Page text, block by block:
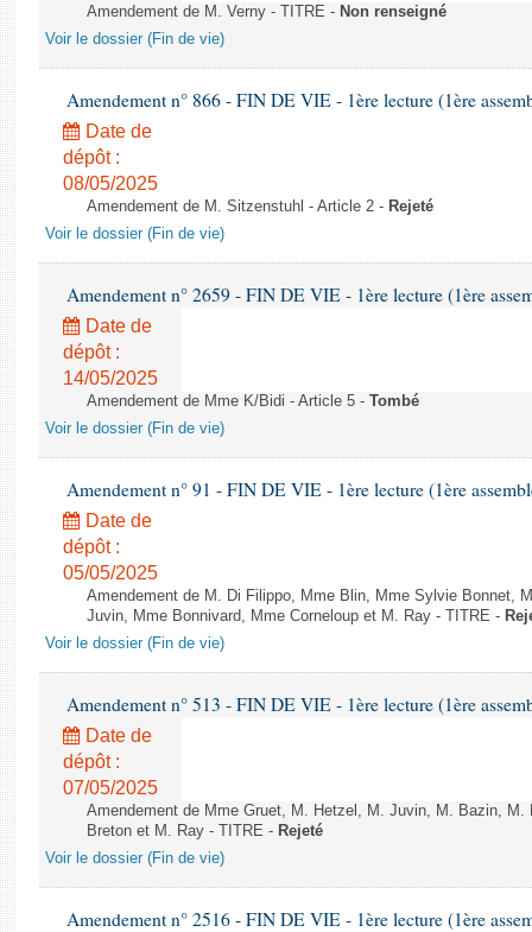
Amendement de M. Verny - TITRE - Non renseigné
Voir le dossier (Fin de vie)
Amendement n° 866 - FIN DE VIE - 1ère lecture (1ère
Date de
dépôt :
08/05/2025
Amendement de M. Sitzenstuhl - Article 2 - Rejeté
Voir le dossier (Fin de vie)
Amendement n° 2659 - FIN DE VIE - 1ère lecture (1ère
Date de
dépôt :
14/05/2025
Amendement de Mme K/Bidi - Article 5 - Tombé
Voir le dossier (Fin de vie)
Amendement n° 91 - FIN DE VIE - 1ère lecture (1ère
Date de
dépôt :
05/05/2025
Amendement de M. Di Filippo, Mme Blin, Mme Sylvie Bonnet,
Juvin, Mme Bonnivard, Mme Corneloup et M. Ray - TITRE -
Voir le dossier (Fin de vie)
Amendement n° 513 - FIN DE VIE - 1ère lecture (1ère
Date de
dépôt :
07/05/2025
Amendement de Mme Gruet, M. Hetzel, M. Juvin, M. Bazin, M.
Breton et M. Ray - TITRE - Rejeté
Voir le dossier (Fin de vie)
Amendement n° 2516 - FIN DE VIE - 1ère lecture (1ère